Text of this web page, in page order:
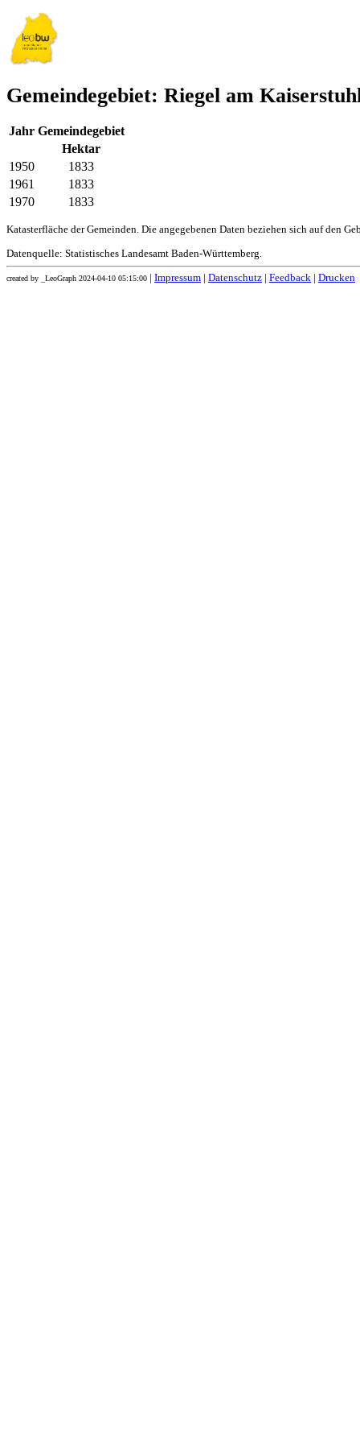
Gemeindegebiet: Riegel am
Jahr Gemeindegebiet
Hektar
1950
1833
1961
1833
1970
1833
Katasterfläche der Gemeinden. Die angegebenen Daten beziehen sich auf den
Datenquelle: Statistisches Landesamt Baden-Württemberg.
created by _LeoGraph 2024-04-10 05:15:00 Impressum Datenschutz Feedback Drucken